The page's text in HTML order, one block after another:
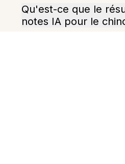
Qu'est-ce que le
notes IA pour le